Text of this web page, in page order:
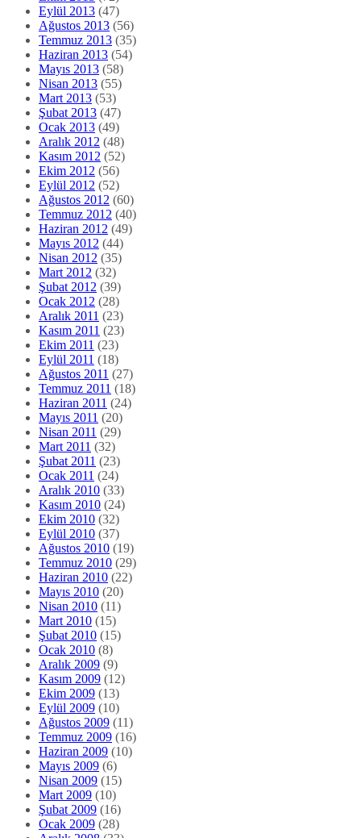
Eylül 2013 (47)
Ağustos 2013 (56)
Temmuz 2013 (35)
Haziran 2013 (54)
Mayıs 2013 (58)
Nisan 2013 (55)
Mart 2013 (53)
Şubat 2013 (47)
Ocak 2013 (49)
Aralık 2012 (48)
Kasım 2012 (52)
Ekim 2012 (56)
Eylül 2012 (52)
Ağustos 2012 (60)
Temmuz 2012 (40)
Haziran 2012 (49)
Mayıs 2012 (44)
Nisan 2012 (35)
Mart 2012 (32)
Şubat 2012 (39)
Ocak 2012 (28)
Aralık 2011 (23)
Kasım 2011 (23)
Ekim 2011 (23)
Eylül 2011 (18)
Ağustos 2011 (27)
Temmuz 2011 (18)
Haziran 2011 (24)
Mayıs 2011 (20)
Nisan 2011 (29)
Mart 2011 (32)
Şubat 2011 (23)
Ocak 2011 (24)
Aralık 2010 (33)
Kasım 2010 (24)
Ekim 2010 (32)
Eylül 2010 (37)
Ağustos 2010 (19)
Temmuz 2010 (29)
Haziran 2010 (22)
Mayıs 2010 (20)
Nisan 2010 (11)
Mart 2010 (15)
Şubat 2010 (15)
Ocak 2010 (8)
Aralık 2009 (9)
Kasım 2009 (12)
Ekim 2009 (13)
Eylül 2009 (10)
Ağustos 2009 (11)
Temmuz 2009 (16)
Haziran 2009 (10)
Mayıs 2009 (6)
Nisan 2009 (15)
Mart 2009 (10)
Şubat 2009 (16)
Ocak 2009 (28)